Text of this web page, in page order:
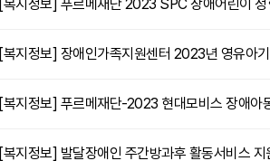
[복지정보] 푸르메재단 2023 SPC 장애어린이
[복지정보] 장애인가족지원센터 2023년 영유아
[복지정보] 푸르메재단-2023 현대모비스 장애
[복지정보] 발달장애인 주간방과후 활동서비스 지